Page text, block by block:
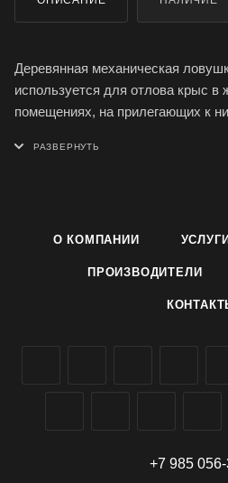
Деревянная механическая
используется для отлова крыс
помещениях, на прилегающих к
высокоэффективна, гигиенична,
Положите в ловушки приманку и
к крысе, ослабьте двумя
О КОМПАНИИ УСЛУГИ
ПРОИЗВОДИТЕЛИ
+7 985